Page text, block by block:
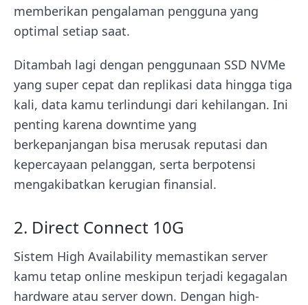
memberikan pengalaman pengguna yang
optimal setiap saat.
Ditambah lagi dengan penggunaan SSD NVMe
yang super cepat dan replikasi data hingga tiga
kali, data kamu terlindungi dari kehilangan. Ini
penting karena downtime yang
berkepanjangan bisa merusak reputasi dan
kepercayaan pelanggan, serta berpotensi
mengakibatkan kerugian finansial.
2. Direct Connect 10G
Sistem High Availability memastikan server
kamu tetap online meskipun terjadi kegagalan
hardware atau server down. Dengan high-